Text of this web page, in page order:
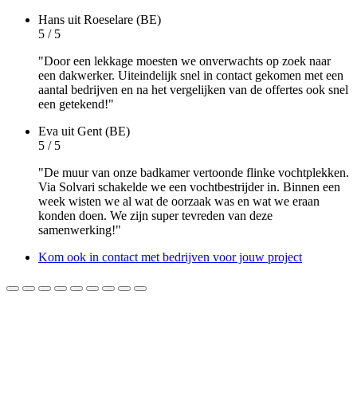
Hans uit Roeselare (BE)
5 / 5
"Door een lekkage moesten we onverwachts op zoek naar
een dakwerker. Uiteindelijk snel in contact gekomen met een
aantal bedrijven en na het vergelijken van de offertes ook snel
een getekend!"
Eva uit Gent (BE)
5 / 5
"De muur van onze badkamer vertoonde flinke vochtplekken.
Via Solvari schakelde we een vochtbestrijder in. Binnen een
week wisten we al wat de oorzaak was en wat we eraan
konden doen. We zijn super tevreden van deze
samenwerking!"
Kom ook in contact met bedrijven voor jouw project